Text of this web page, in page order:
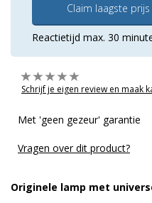
Claim laagste prijs
Reactietijd max. 30
Schrijf je eigen review en maak
Met 'geen gezeur' garantie
Vragen over dit product?
Originele lamp met